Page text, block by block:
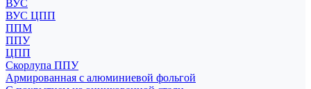
ВУС
ВУС ЦПП
ППМ
ППУ
ЦПП
Скорлупа ППУ
Армированная с алюминиевой фольгой